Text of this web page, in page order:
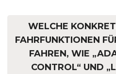
WELCHE
FAHRFUNKTIONEN
FAHREN, WIE
CONTROL“ UND